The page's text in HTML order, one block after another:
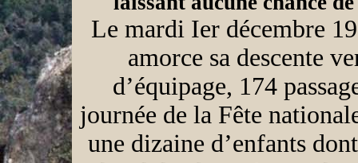
Le mardi Ier décembre
amorce sa descente
d’équipage, 174
journée de la Fête
une dizaine d’enfants